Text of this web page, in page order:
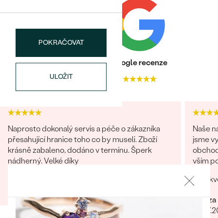
Wave kolekce
PROHLÉDNOUT
PODLE TVARU KAMENE
NA MÍRU
DIAMANTY
PROHLÉDNOUT
Personalizované
přívěsky
Nejprodávanější
prsteny
PROHLÉDNOUT
POKRAČOVAT
ULOŽIT
Heureka recenze
4.9
Google recenze
4.7
Naprosto dokonalý servis a péče o zákazníka
přesahující hranice toho co by museli. Zboží
krásně zabaleno, dodáno v termínu. Šperk
nádherný. Velké díky
Naše
jsme
vším
Tereza